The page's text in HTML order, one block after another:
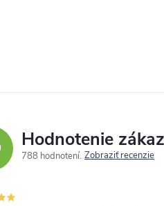
Hodnotenie
788 hodnotení Zobraziť recenzie